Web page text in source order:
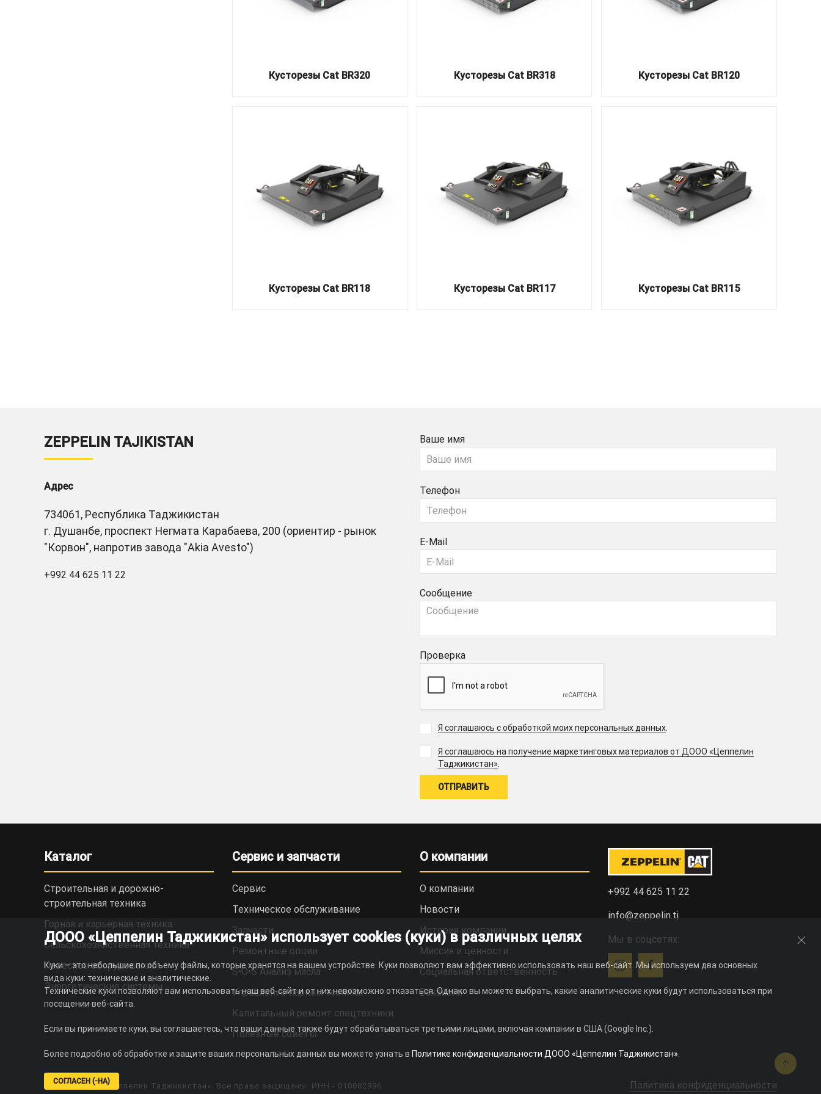
Кусторезы Cat BR320 Кусторезы Cat BR318 Кусторезы Cat BR120
Кусторезы Cat BR118 Кусторезы Cat BR117 Кусторезы Cat BR115
ZEPPELIN TAJIKISTAN
Адрес
734061, Республика Таджикистан
г. Душанбе, проспект Негмата Карабаева, 200 (ориентир - рынок
"Корвон", напротив завода "Akia Avesto")
+992 44 625 11 22
Ваше имя
Телефон
E-Mail
Сообщение
Проверка
Я соглашаюсь с обработкой моих персональных данных
Я соглашаюсь на получение маркетинговых материалов от ДООО «Цеппелин
Таджикистан».
Каталог
Строительная и дорожно-
cтроительная техника
Горная и карьерная техника
Сельскохозяйственная техника
Навесное оборудование
Энергетические системы
Сервис и запчасти
Сервис
Техническое обслуживание
Запчасти
Ремонтные опции
S•O•S Анализ масла
Управление парком техники
Капитальный ремонт спецтехники
Полезные советы
О компании
О компании
Новости
История компании
Миссия и ценности
Социальная ответственность
Вакансии
+992 44 625 11 22
info@zeppelin.tj
Мы в соцсетях:
© 2026 ДООО «Цеппелин Таджикистан». Все права защищены. ИНН - 010082996 Политика конфиденциальности
ДООО «Цеппелин Таджикистан» использует cookies (куки) в различных целях
Куки – это небольшие по объему файлы, которые хранятся на вашем устройстве. Куки позволяют вам эффективно использовать наш веб-сайт. Мы используем два основных
вида куки: технические и аналитические.
Технические куки позволяют вам использовать наш веб-сайт и от них невозможно отказаться. Однако вы можете выбрать, какие аналитические куки будут использоваться при
посещении веб-сайта.
Если вы принимаете куки, вы соглашаетесь, что ваши данные также будут обрабатываться третьими лицами, включая компании в США (Google Inc.).
Более подробно об обработке и защите ваших персональных данных вы можете узнать в Политике конфиденциальности ДООО «Цеппелин Таджикистан»
СОГЛАСЕН (-НА)